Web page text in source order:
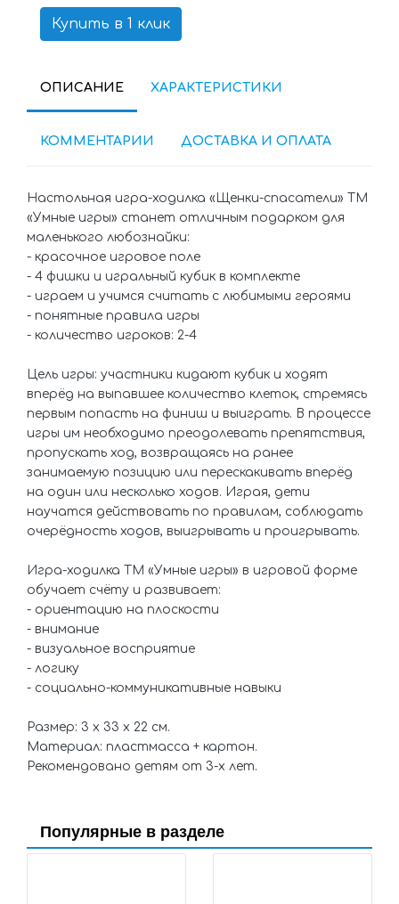
Купить в 1 клик
ОПИСАНИЕ ХАРАКТЕРИСТИКИ
КОММЕНТАРИИ ДОСТАВКА И ОПЛАТА
Настольная игра-ходилка «Щенки-спасатели» ТМ
«Умные игры» станет отличным подарком для
маленького любознайки:
- красочное игровое поле
- 4 фишки и игральный кубик в комплекте
- играем и учимся считать с любимыми героями
- понятные правила игры
- количество игроков: 2-4
Цель игры: участники кидают кубик и ходят
вперёд на выпавшее количество клеток, стремясь
первым попасть на финиш и выиграть. В процессе
игры им необходимо преодолевать препятствия,
пропускать ход, возвращаясь на ранее
занимаемую позицию или перескакивать вперёд
на один или несколько ходов. Играя, дети
научатся действовать по правилам, соблюдать
очерёдность ходов, выигрывать и проигрывать.
Игра-ходилка ТМ «Умные игры» в игровой форме
обучает счёту и развивает:
- ориентацию на плоскости
- внимание
- визуальное восприятие
- логику
- социально-коммуникативные навыки
Размер: 3 x 33 x 22 см.
Материал: пластмасса + картон.
Рекомендовано детям от 3-х лет.
Популярные в разделе